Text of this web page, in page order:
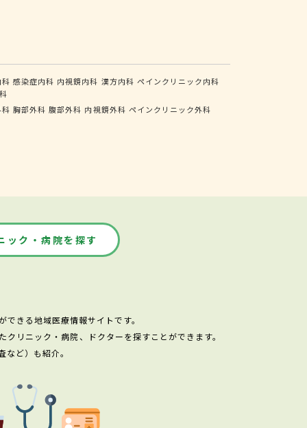
感染症内科 内視鏡内科 漢方内科 ペインクリニック内科
胸部外科 腹部外科 内視鏡外科 ペインクリニック外科
ック・病院を探す
きる地域医療情報サイトです。
リニック・病院、ドクターを探すことができます。
ど）も紹介。